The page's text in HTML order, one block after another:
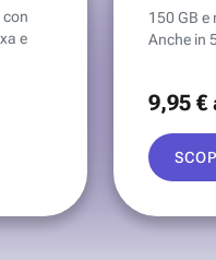
con
e
150 GB e
Anche in
9,95 €